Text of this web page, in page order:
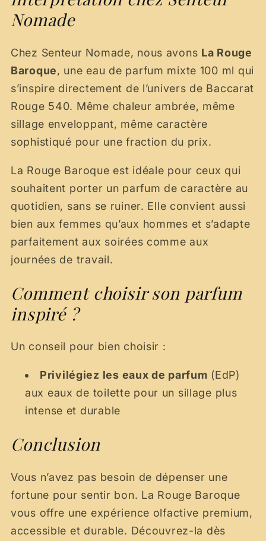
Nomade
Chez Senteur Nomade, nous avons La Rouge
Baroque, une eau de parfum mixte 100 ml qui
s’inspire directement de l’univers de Baccarat
Rouge 540. Même chaleur ambrée, même
sillage enveloppant, même caractère
sophistiqué pour une fraction du prix.
La Rouge Baroque est idéale pour ceux qui
souhaitent porter un parfum de caractère au
quotidien, sans se ruiner. Elle convient aussi
bien aux femmes qu’aux hommes et s’adapte
parfaitement aux soirées comme aux
journées de travail.
Comment choisir son parfum
inspiré ?
Un conseil pour bien choisir :
Privilégiez les eaux de parfum (EdP)
aux eaux de toilette pour un sillage plus
intense et durable
Conclusion
Vous n’avez pas besoin de dépenser une
fortune pour sentir bon. La Rouge Baroque
vous offre une expérience olfactive premium,
accessible et durable. Découvrez-la dès